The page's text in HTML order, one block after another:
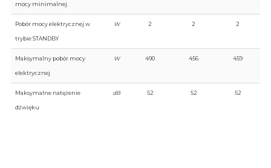
mocy minimalnej
Pobór mocy elektrycznej w
trybie STANDBY
W 2 2 2
Maksymalny pobór mocy
elektrycznej
W 490 456 459
Maksymalne natężenie
dźwięku
dB 52 52 52